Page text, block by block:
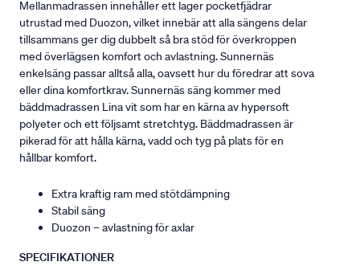
Mellanmadrassen innehåller ett lager pocketfjädrar
utrustad med Duozon, vilket innebär att alla sängens delar
tillsammans ger dig dubbelt så bra stöd för överkroppen
med överlägsen komfort och avlastning. Sunnernäs
enkelsäng passar alltså alla, oavsett hur du föredrar att sova
eller dina komfortkrav. Sunnernäs säng kommer med
bäddmadrassen Lina vit som har en kärna av hypersoft
polyeter och ett följsamt stretchtyg. Bäddmadrassen är
pikerad för att hålla kärna, vadd och tyg på plats för en
hållbar komfort.
Extra kraftig ram med stötdämpning
Stabil säng
Duozon – avlastning för axlar
SPECIFIKATIONER